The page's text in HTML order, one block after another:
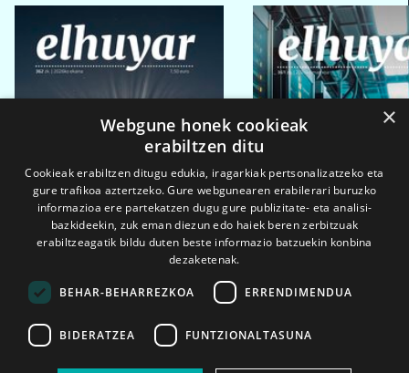
2026ko eka. 1a 2026ko mar. 1a
×
Webgune honek cookieak
erabiltzen ditu
Cookieak erabiltzen ditugu edukia, iragarkiak pertsonalizatzeko eta
gure trafikoa aztertzeko. Gure webgunearen erabilerari buruzko
informazioa ere partekatzen dugu gure publizitate- eta analisi-
bazkideekin, zuk eman diezun edo haiek beren zerbitzuak
erabiltzeagatik bildu duten beste informazio batzuekin konbina
dezaketenak.
BEHAR-BEHARREZKOA ERRENDIMENDUA
BIDERATZEA FUNTZIONALTASUNA